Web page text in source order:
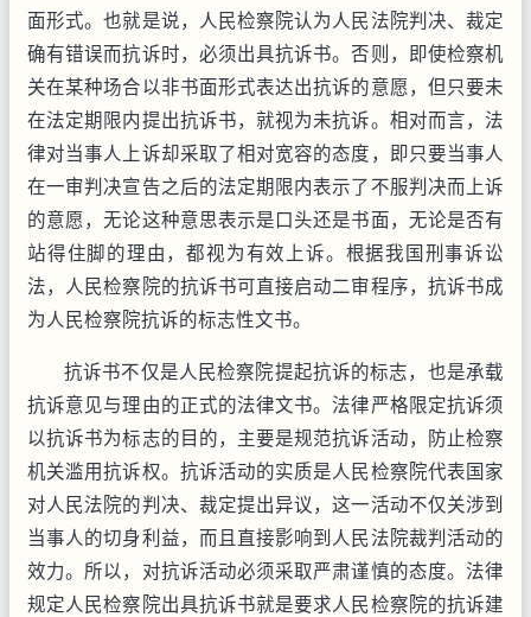
面形式。也就是说，人民检察院认为人民法院判决、裁定
确有错误而抗诉时，必须出具抗诉书。否则，即使检察机
关在某种场合以非书面形式表达出抗诉的意愿，但只要未
在法定期限内提出抗诉书，就视为未抗诉。相对而言，法
律对当事人上诉却采取了相对宽容的态度，即只要当事人
在一审判决宣告之后的法定期限内表示了不服判决而上诉
的意愿，无论这种意思表示是口头还是书面，无论是否有
站得住脚的理由，都视为有效上诉。根据我国刑事诉讼
法，人民检察院的抗诉书可直接启动二审程序，抗诉书成
为人民检察院抗诉的标志性文书。
抗诉书不仅是人民检察院提起抗诉的标志，也是承载
抗诉意见与理由的正式的法律文书。法律严格限定抗诉须
以抗诉书为标志的目的，主要是规范抗诉活动，防止检察
机关滥用抗诉权。抗诉活动的实质是人民检察院代表国家
对人民法院的判决、裁定提出异议，这一活动不仅关涉到
当事人的切身利益，而且直接影响到人民法院裁判活动的
效力。所以，对抗诉活动必须采取严肃谨慎的态度。法律
规定人民检察院出具抗诉书就是要求人民检察院的抗诉建